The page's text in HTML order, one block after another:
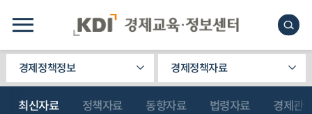
경제정책정보 경제정책자료
최신자료 정책자료 동향자료 법령자료 경제관